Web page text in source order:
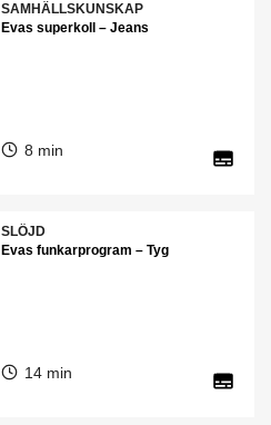
SAMHÄLLSKUNSKAP
Evas superkoll – Jeans
8 min
SLÖJD
Evas funkarprogram – Tyg
14 min